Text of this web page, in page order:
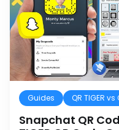
Guides QR TIGER
Snapchat QR